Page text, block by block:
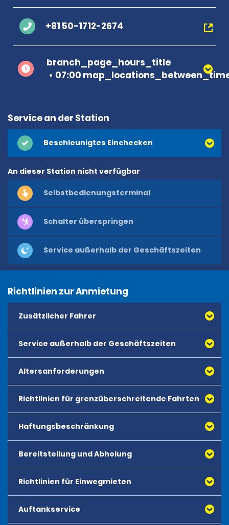
+81 50-1712-2674
branch_page_hours_title
07:00
Service an der Station
Beschleunigtes Einchecken
An dieser Station nicht verfügbar
Selbstbedienungsterminal
Schalter überspringen
Service außerhalb der Geschäftszeiten
Richtlinien zur Anmietung
Zusätzlicher Fahrer
Service außerhalb der Geschäftszeiten
Reservierungen außerhalb der Geschäftszeiten sind
nicht verfügbar.
Altersanforderungen
Das Mindestalter für die Anmietung aller Fahrzeuge
beträgt 18 Jahre. Es gibt kein Höchstalter für
Anmietungen.
Richtlinien für grenzüberschreitende Fahrten
Haftungsbeschränkung
Bereitstellung und Abholung
Richtlinien für Einwegmieten
Auftankservice